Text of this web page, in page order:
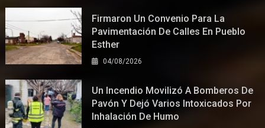
Firmaron Un Convenio Para La
Pavimentación De Calles En Pueblo
Esther
04/08/2026
Un Incendio Movilizó A Bomberos De
Pavón Y Dejó Varios Intoxicados Por
Inhalación De Humo